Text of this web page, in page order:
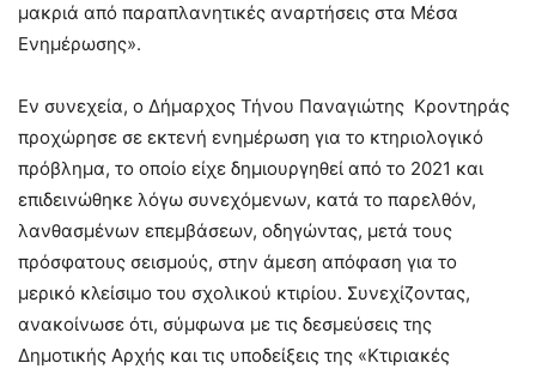
μακριά από παραπλανητικές αναρτήσεις στα Μέσα
Ενημέρωσης».
​Εν συνεχεία, ο Δήμαρχος Τήνου Παναγιώτης Κροντηράς
προχώρησε σε εκτενή ενημέρωση για το κτηριολογικό
πρόβλημα, το οποίο είχε δημιουργηθεί από το 2021 και
επιδεινώθηκε λόγω συνεχόμενων, κατά το παρελθόν,
λανθασμένων επεμβάσεων, οδηγώντας, μετά τους
πρόσφατους σεισμούς, στην άμεση απόφαση για το
μερικό κλείσιμο του σχολικού κτιρίου. Συνεχίζοντας,
ανακοίνωσε ότι, σύμφωνα με τις δεσμεύσεις της
Δημοτικής Αρχής και τις υποδείξεις της «Κτιριακές